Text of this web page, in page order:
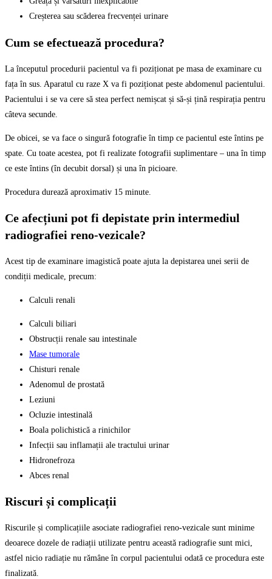
Creșterea sau scăderea frecvenței urinare
Cum se efectuează procedura?
La începutul procedurii pacientul va fi poziționat pe masa de examinare cu
fața în sus. Aparatul cu raze X va fi poziționat peste abdomenul pacientului.
Pacientului i se va cere să stea perfect nemișcat și să-și țină respirația pentru
câteva secunde.
De obicei, se va face o singură fotografie în timp ce pacientul este întins pe
spate. Cu toate acestea, pot fi realizate fotografii suplimentare – una în timp
ce este întins (în decubit dorsal) și una în picioare.
Procedura durează aproximativ 15 minute.
Ce afecțiuni pot fi depistate prin intermediul
radiografiei reno-vezicale?
Acest tip de examinare imagistică poate ajuta la depistarea unei serii de
condiții medicale, precum:
Calculi renali
Calculi biliari
Obstrucții renale sau intestinale
Mase tumorale
Chisturi renale
Adenomul de prostată
Leziuni
Ocluzie intestinală
Boala polichistică a rinichilor
Infecții sau inflamații ale tractului urinar
Hidronefroza
Abces renal
Riscuri și complicații
Riscurile și complicațiile asociate radiografiei reno-vezicale sunt minime
deoarece dozele de radiații utilizate pentru această radiografie sunt mici,
astfel nicio radiație nu rămâne în corpul pacientului odată ce procedura este
finalizată.